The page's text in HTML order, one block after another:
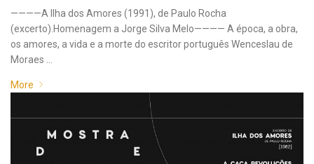
————A Ilha dos Amores (1991), de Paulo Rocha
(excerto).Homenagem a Jorge Silva Melo———— A época, a obra,
os amores, a vida e a morte do escritor português Wenceslau de
Moraes …
More